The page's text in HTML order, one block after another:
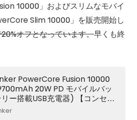
10000」およびスリムなモバイ
Slim 10000」を販売開始し
オフとなっています。早くも終
PowerCore Fusion 10000
20W PD モバイルバッ
ー搭載USB充電器) 【コンセン
体型 / 折りたたみ式プラグ / U